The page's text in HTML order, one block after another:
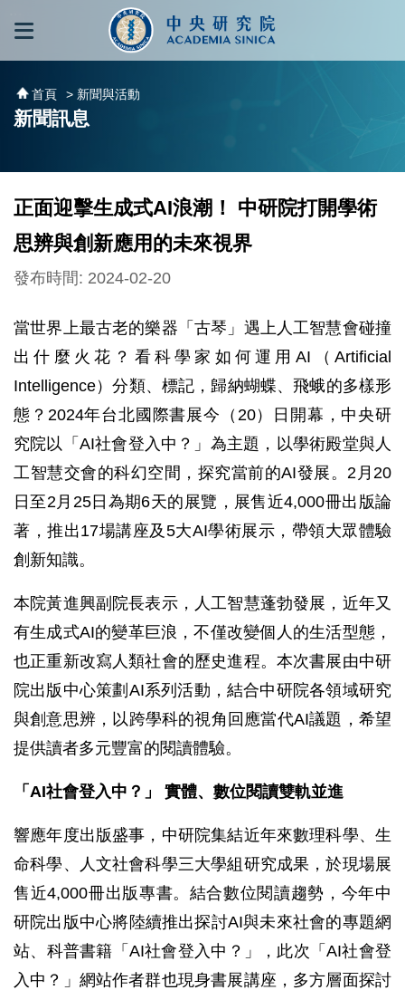
跳到主要內容區塊
首頁 > 新聞與活動
新聞訊息
正面迎擊生成式AI浪潮！ 中研院打開學術
思辨與創新應用的未來視界
發布時間: 2024-02-20
當世界上最古老的樂器「古琴」遇上人工智慧會碰撞
出什麼火花？看科學家如何運用AI（Artificial
Intelligence）分類、標記，歸納蝴蝶、飛蛾的多樣形
態？2024年台北國際書展今（20）日開幕，中央研
究院以「AI社會登入中？」為主題，以學術殿堂與人
工智慧交會的科幻空間，探究當前的AI發展。2月20
日至2月25日為期6天的展覽，展售近4,000冊出版論
著，推出17場講座及5大AI學術展示，帶領大眾體驗
創新知識。
本院黃進興副院長表示，人工智慧蓬勃發展，近年又
有生成式AI的變革巨浪，不僅改變個人的生活型態，
也正重新改寫人類社會的歷史進程。本次書展由中研
院出版中心策劃AI系列活動，結合中研院各領域研究
與創意思辨，以跨學科的視角回應當代AI議題，希望
提供讀者多元豐富的閱讀體驗。
「AI社會登入中？」 實體、數位閱讀雙軌並進
響應年度出版盛事，中研院集結近年來數理科學、生
命科學、人文社會科學三大學組研究成果，於現場展
售近4,000冊出版專書。結合數位閱讀趨勢，今年中
研院出版中心將陸續推出探討AI與未來社會的專題網
站、科普書籍「AI社會登入中？」，此次「AI社會登
入中？」網站作者群也現身書展講座，多方層面探討